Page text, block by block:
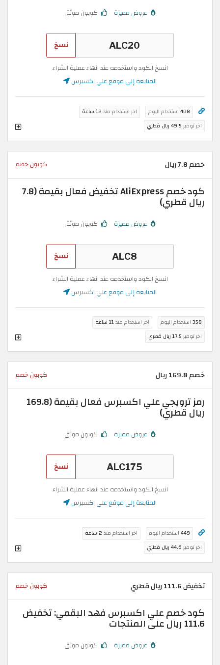
عروض مميزة كوبون موثق
نسخ
انسخ الكود واستخدمه عند انهاء عملية الشراء
المتابعة إلى موقع علي اكسبرس
408 استخدام اليوم اخر استخدام منذ 12 ساعة
اخر توفير 49.5 ريال قطري
خصم 7.8 ريال كوبون خصم
كود خصم AliExpress تخفيض فعال بقيمة (7.8
ريال قطري)
عروض مميزة كوبون موثق
نسخ
انسخ الكود واستخدمه عند انهاء عملية الشراء
المتابعة إلى موقع علي اكسبرس
358 استخدام اليوم اخر استخدام منذ11 ساعة
اخر توفير 17.5 ريال قطري
خصم 169.8 ريال كوبون خصم
رمز ترويجي علي اكسبرس فعال بقيمة (169.8
ريال قطري)
عروض مميزة كوبون موثق
نسخ
انسخ الكود واستخدمه عند انهاء عملية الشراء
المتابعة إلى موقع علي اكسبرس
449 استخدام اليوم اخر استخدام منذ 2 ساعة
اخر توفير 44.6 ريال قطري
تخفيض 111.6 ريال قطري كوبون خصم
كود خصم علي اكسبرس فهد البقمي: تخفيض
111.6 ريال على المنتجات
عروض مميزة كوبون موثق